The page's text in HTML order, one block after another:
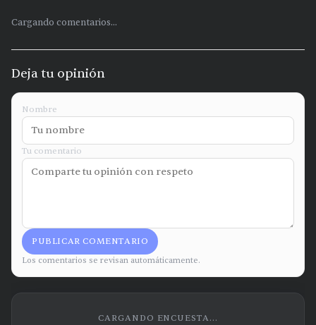
Cargando comentarios...
Deja tu opinión
Nombre
Tu comentario
PUBLICAR COMENTARIO
Los comentarios se revisan automáticamente.
CARGANDO ENCUESTA...